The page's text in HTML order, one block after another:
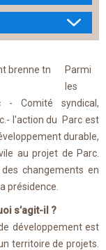
Parmi
les
Comité syndical,
l'action du Parc est
durable,
au projet de Parc.
changements en
présidence.
s’agit-il ?
développement est
territoire de projets.